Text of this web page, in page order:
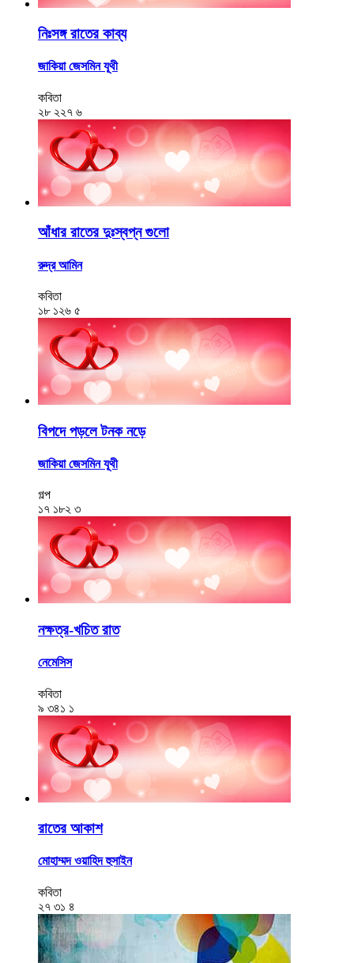
নিঃসঙ্গ রাতের কাব্য
জাকিয়া জেসমিন যূথী
কবিতা
২৮ ২২৭ ৬
আঁধার রাতের দুঃস্বপ্ন গুলো
রুদ্র আমিন
কবিতা
১৮ ১২৬ ৫
বিপদে পড়লে টনক নড়ে
জাকিয়া জেসমিন যূথী
গল্প
১৭ ১৮২ ৩
নক্ষত্র-খচিত রাত
নেমেসিস
কবিতা
৯ ৩৪১ ১
রাতের আকাশ
মোহাম্মদ ওয়াহিদ হুসাইন
কবিতা
২৭ ৩১ ৪